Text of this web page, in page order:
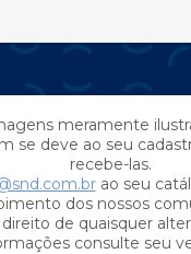
meramente
se deve ao seu
recebe-las.
ao seu
dos nossos
de quaisquer
consulte seu